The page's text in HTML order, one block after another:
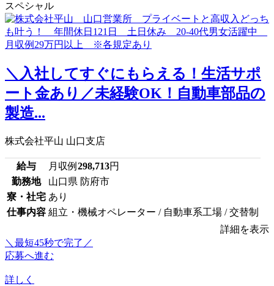
スペシャル
＼入社してすぐにもらえる！生活サポ
ート金あり／未経験OK！自動車部品の
製造...
株式会社平山 山口支店
給与 月収例 298,713円
勤務地
山口県 防府市
寮・社宅 あり
仕事内容 組立・機械オペレーター / 自動車系工場 / 交替制
詳細を表示
＼最短45秒で完了／
応募へ進む
詳しく